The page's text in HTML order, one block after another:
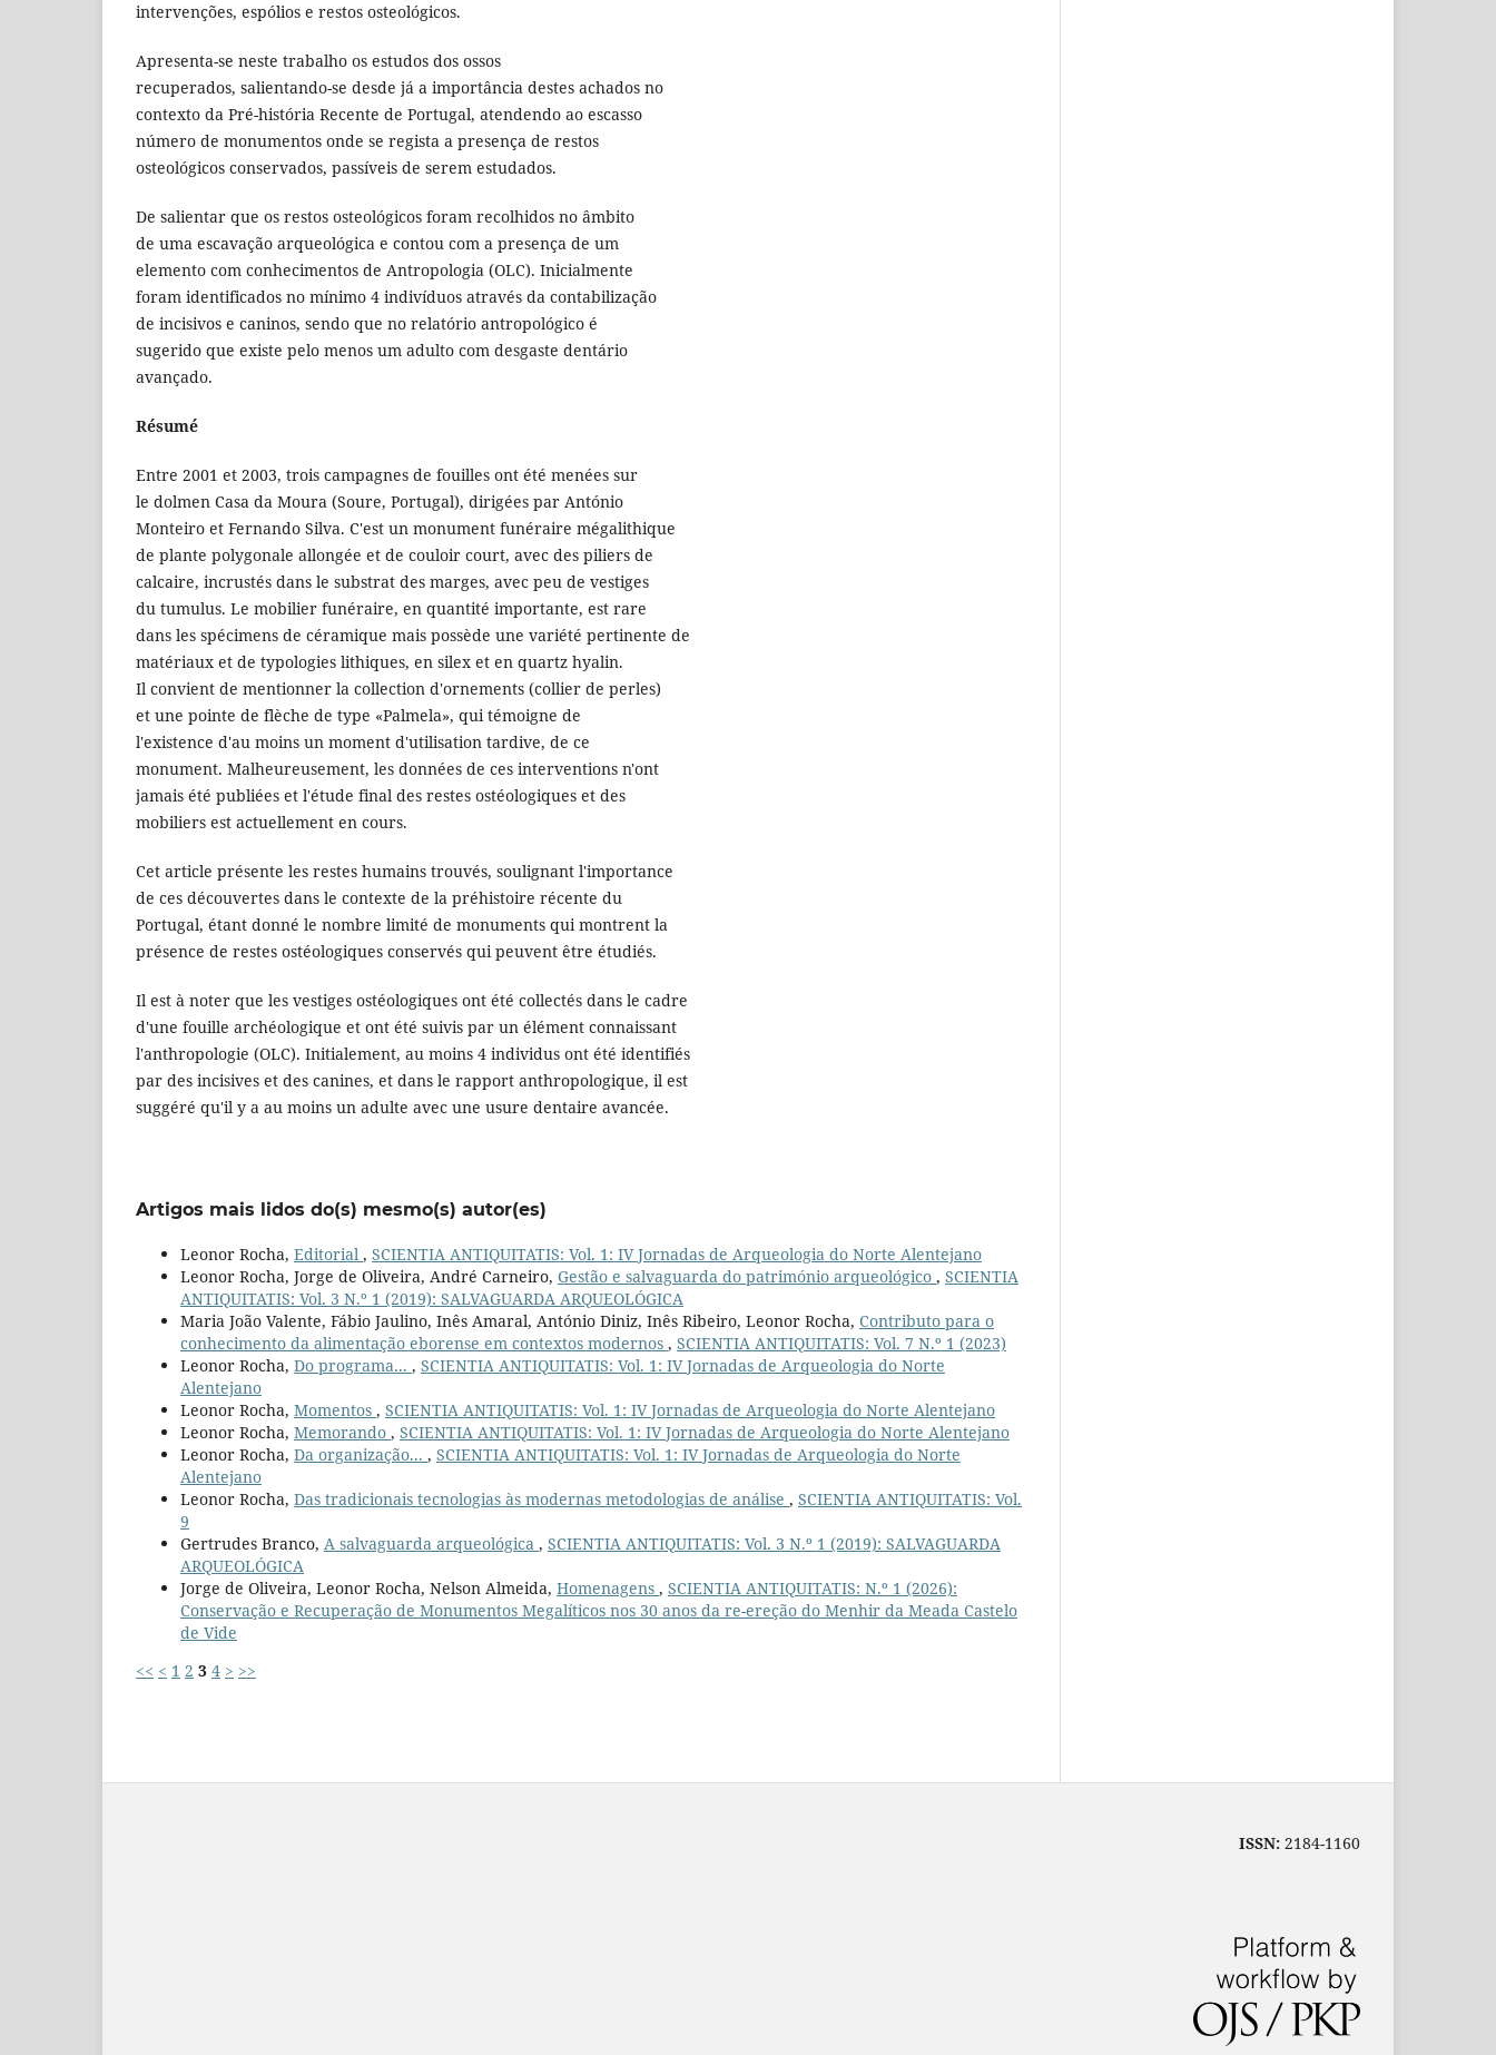
intervenções, espólios e restos osteológicos.
Apresenta-se neste trabalho os estudos dos ossos
recuperados, salientando-se desde já a importância destes achados no
contexto da Pré-história Recente de Portugal, atendendo ao escasso
número de monumentos onde se regista a presença de restos
osteológicos conservados, passíveis de serem estudados.
De salientar que os restos osteológicos foram recolhidos no âmbito
de uma escavação arqueológica e contou com a presença de um
elemento com conhecimentos de Antropologia (OLC). Inicialmente
foram identificados no mínimo 4 indivíduos através da contabilização
de incisivos e caninos, sendo que no relatório antropológico é
sugerido que existe pelo menos um adulto com desgaste dentário
avançado.
Résumé
Entre 2001 et 2003, trois campagnes de fouilles ont été menées sur
le dolmen Casa da Moura (Soure, Portugal), dirigées par António
Monteiro et Fernando Silva. C'est un monument funéraire mégalithique
de plante polygonale allongée et de couloir court, avec des piliers de
calcaire, incrustés dans le substrat des marges, avec peu de vestiges
du tumulus. Le mobilier funéraire, en quantité importante, est rare
dans les spécimens de céramique mais possède une variété pertinente de
matériaux et de typologies lithiques, en silex et en quartz hyalin.
Il convient de mentionner la collection d'ornements (collier de perles)
et une pointe de flèche de type «Palmela», qui témoigne de
l'existence d'au moins un moment d'utilisation tardive, de ce
monument. Malheureusement, les données de ces interventions n'ont
jamais été publiées et l'étude final des restes ostéologiques et des
mobiliers est actuellement en cours.
Cet article présente les restes humains trouvés, soulignant l'importance
de ces découvertes dans le contexte de la préhistoire récente du
Portugal, étant donné le nombre limité de monuments qui montrent la
présence de restes ostéologiques conservés qui peuvent être étudiés.
Il est à noter que les vestiges ostéologiques ont été collectés dans le cadre
d'une fouille archéologique et ont été suivis par un élément connaissant
l'anthropologie (OLC). Initialement, au moins 4 individus ont été identifiés
par des incisives et des canines, et dans le rapport anthropologique, il est
suggéré qu'il y a au moins un adulte avec une usure dentaire avancée.
Artigos mais lidos do(s) mesmo(s) autor(es)
Leonor Rocha, Editorial , SCIENTIA ANTIQUITATIS: Vol. 1: IV Jornadas de Arqueologia do Norte Alentejano
Leonor Rocha, Jorge de Oliveira, André Carneiro, Gestão e salvaguarda do património arqueológico , SCIENTIA
ANTIQUITATIS: Vol. 3 N.º 1 (2019): SALVAGUARDA ARQUEOLÓGICA
Maria João Valente, Fábio Jaulino, Inês Amaral, António Diniz, Inês Ribeiro, Leonor Rocha, Contributo para o
conhecimento da alimentação eborense em contextos modernos , SCIENTIA ANTIQUITATIS: Vol. 7 N.º 1 (2023)
Leonor Rocha, Do programa... , SCIENTIA ANTIQUITATIS: Vol. 1: IV Jornadas de Arqueologia do Norte
Alentejano
Leonor Rocha, Momentos , SCIENTIA ANTIQUITATIS: Vol. 1: IV Jornadas de Arqueologia do Norte Alentejano
Leonor Rocha, Memorando , SCIENTIA ANTIQUITATIS: Vol. 1: IV Jornadas de Arqueologia do Norte Alentejano
Leonor Rocha, Da organização... , SCIENTIA ANTIQUITATIS: Vol. 1: IV Jornadas de Arqueologia do Norte
Alentejano
Leonor Rocha, Das tradicionais tecnologias às modernas metodologias de análise , SCIENTIA ANTIQUITATIS: Vol.
9
Gertrudes Branco, A salvaguarda arqueológica , SCIENTIA ANTIQUITATIS: Vol. 3 N.º 1 (2019): SALVAGUARDA
ARQUEOLÓGICA
Jorge de Oliveira, Leonor Rocha, Nelson Almeida, Homenagens , SCIENTIA ANTIQUITATIS: N.º 1 (2026):
Conservação e Recuperação de Monumentos Megalíticos nos 30 anos da re-ereção do Menhir da Meada Castelo
de Vide
<< < 1 2 3 4 > >>
ISSN: 2184-1160